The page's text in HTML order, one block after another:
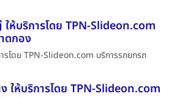
ห้บริการโดย TPN-Slideon.com
ดกอง
รโดย TPN-Slideon.com บริการรถยกรถ
ให้บริการโดย TPN-Slideon.com